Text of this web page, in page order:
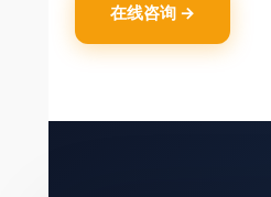
在线咨询 →